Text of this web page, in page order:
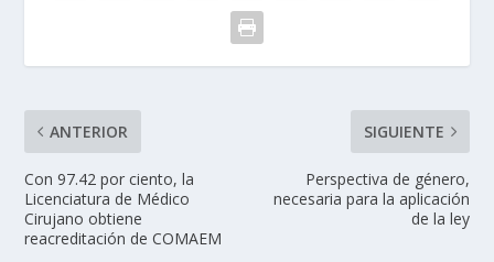
ANTERIOR
Con 97.42 por ciento, la
Licenciatura de Médico
Cirujano obtiene
reacreditación de COMAEM
SIGUIENTE
Perspectiva de género,
necesaria para la aplicación
de la ley